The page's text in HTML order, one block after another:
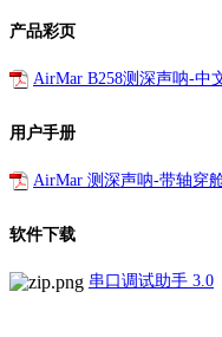
产品彩页
AirMar B258测深声呐-中
用户手册
AirMar 测深声呐-带轴穿
软件下载
串口调试助手 3.0